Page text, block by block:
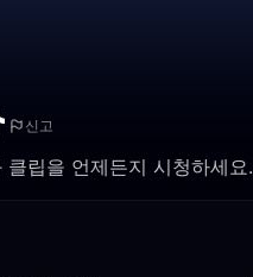
신고
립을 언제든지 시청하세요.